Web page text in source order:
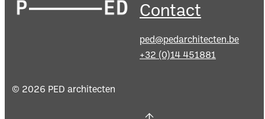
Footer Contact
ped@pedarchitecten.be
+32 (0)14 451881
© 2026 PED architecten